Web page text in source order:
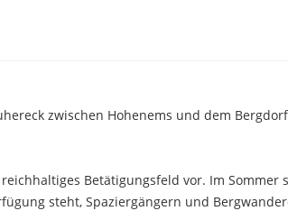
zwischen Hohenems und dem
Betätigungsfeld vor. Im Sommer
steht, Spaziergängern und